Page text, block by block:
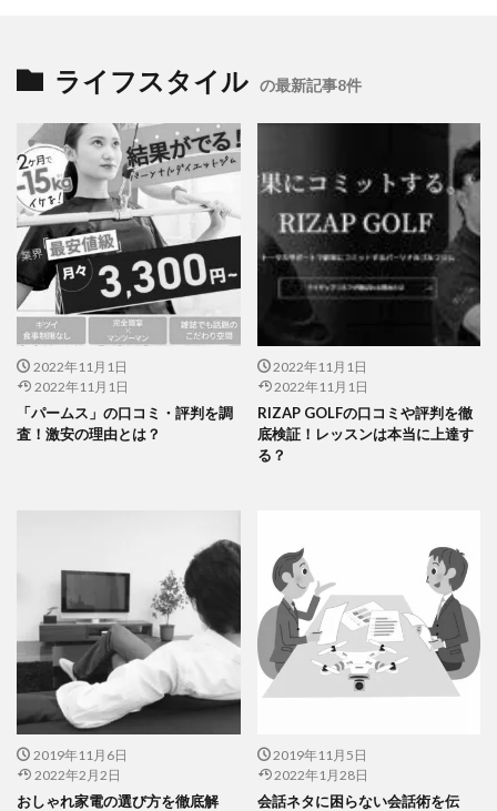
ライフスタイル の最新記事8件
2022年11月1日
2022年11月1日
「パームス」の口コミ・評判を調
査！激安の理由とは？
2022年11月1日
2022年11月1日
RIZAP GOLFの口コミや評判を徹
底検証！レッスンは本当に上達す
る？
2019年11月6日
2022年2月2日
おしゃれ家電の選び方を徹底解
2019年11月5日
2022年1月28日
会話ネタに困らない会話術を伝